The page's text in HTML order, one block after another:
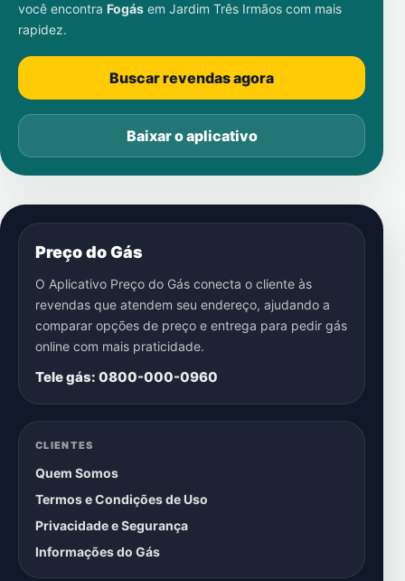
você encontra Fogás em Jardim Três Irmãos com mais
rapidez.
Buscar revendas agora
Baixar o aplicativo
Preço do Gás
O Aplicativo Preço do Gás conecta o cliente às
revendas que atendem seu endereço, ajudando a
comparar opções de preço e entrega para pedir gás
online com mais praticidade.
Tele gás: 0800-000-0960
CLIENTES
Quem Somos
Termos e Condições de Uso
Privacidade e Segurança
Informações do Gás